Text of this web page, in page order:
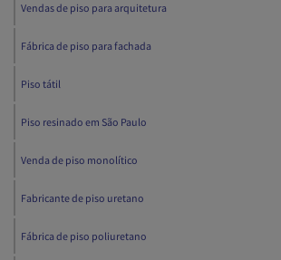
Vendas de piso para arquitetura
Fábrica de piso para fachada
Piso tátil
Piso resinado em São Paulo
Venda de piso monolítico
Fabricante de piso uretano
Fábrica de piso poliuretano